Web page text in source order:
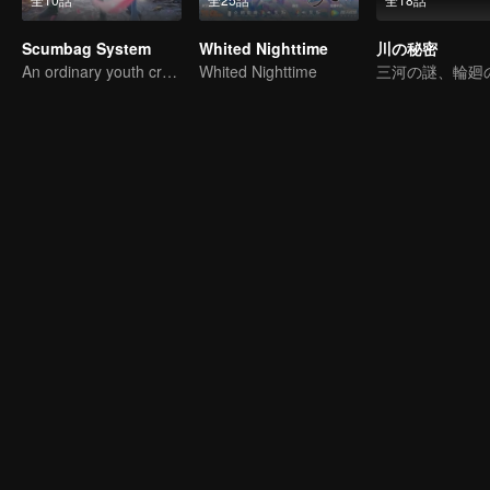
Scumbag System
An ordinary youth crossing as a villain into the book and abusing the hero!
Whited Nighttime
Whited Nighttime
川の秘密